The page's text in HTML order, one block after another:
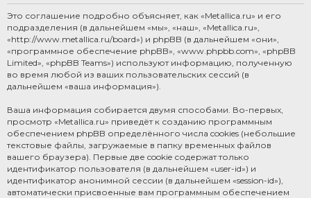
Это соглашение подробно объясняет, как «Metallica.ru» и его
подразделения (в дальнейшем «мы», «наш», «Metallica.ru»,
«http://www.metallica.ru/board») и phpBB (в дальнейшем «они»,
«программное обеспечение phpBB», «www.phpbb.com», «phpBB
Limited», «phpBB Teams») используют информацию, полученную
во время любой из ваших пользовательских сессий (в
дальнейшем «ваша информация»).
Ваша информация собирается двумя способами. Во-первых,
просмотр «Metallica.ru» приведёт к созданию программным
обеспечением phpBB определённого числа cookies (небольшие
текстовые файлы, загружаемые в папку временных файлов
вашего браузера). Первые две cookie содержат только
идентификатор пользователя (в дальнейшем «user-id») и
идентификатор анонимной сессии (в дальнейшем «session-id»),
автоматически присвоенные вам программным обеспечением